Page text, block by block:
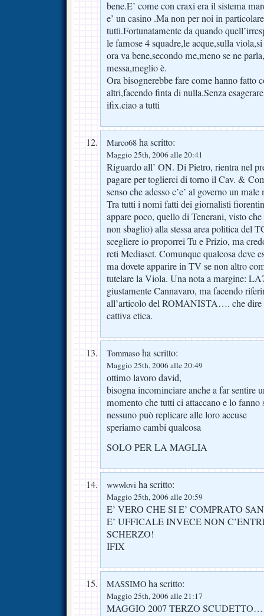
bene.E’ come con craxi era il sistema
e’ un casino .Ma non per noi in
tutti.Fortunatamente da quando
le famose 4 squadre,le acque,sulla
ora va bene,secondo me,meno se ne
messa,meglio è.
Ora bisognerebbe fare come hanno
altri,facendo finta di nulla.Senza
ifix.ciao a tutti
Marco68 ha scritto:
Maggio 25th, 2006 alle 20:41
Riguardo all’ ON. Di Pietro, rientra nel
pagare per toglierci di torno il Cav. &
senso che adesso c’e’ al governo un
Tra tutti i nomi fatti dei giornalisti
appare poco, quello di Tenerani, visto che
non sbaglio) alla stessa area politica del
scegliere io proporrei Tu e Prizio, ma
reti Mediaset. Comunque qualcosa deve
ma dovete apparire in TV se non altro
tutelare la Viola. Una nota a margine:
giustamente Cannavaro, ma facendo
all’articolo del ROMANISTA…. che dire
cattiva etica.
Tommaso ha scritto:
Maggio 25th, 2006 alle 20:49
ottimo lavoro david,
bisogna incominciare anche a far sentire
momento che tutti ci attaccano e lo
nessuno può replicare alle loro accuse
speriamo cambi qualcosa
SOLO PER LA MAGLIA
wwwlovi ha scritto:
Maggio 25th, 2006 alle 20:59
E’ VERO CHE SI E’ COMPRATO
E’ UFFICALE INVECE NON
SCHERZO!
IFIX
MASSIMO ha scritto:
Maggio 25th, 2006 alle 21:17
MAGGIO 2007 TERZO